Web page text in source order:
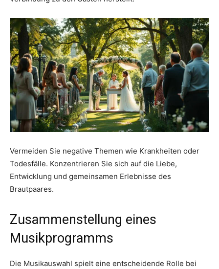
Vermeiden Sie negative Themen wie Krankheiten oder
Todesfälle. Konzentrieren Sie sich auf die Liebe,
Entwicklung und gemeinsamen Erlebnisse des
Brautpaares.
Zusammenstellung eines
Musikprogramms
Die Musikauswahl spielt eine entscheidende Rolle bei